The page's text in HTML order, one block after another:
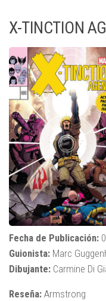
X-TINCTION
Fecha de Publicación:
Guionista: Marc
Dibujante: Carmine Di
Reseña: Armstrong